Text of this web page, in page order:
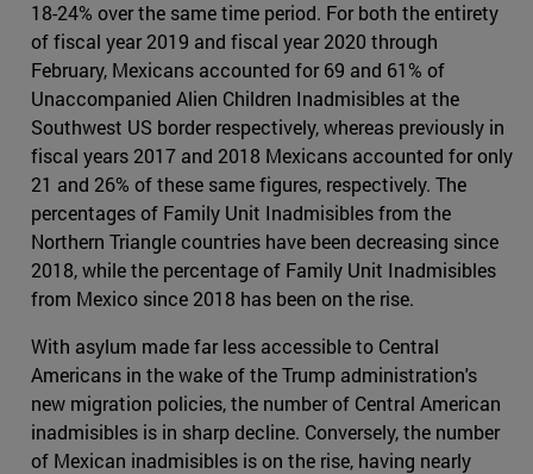
18-24% over the same time period. For both the entirety
of fiscal year 2019 and fiscal year 2020 through
February, Mexicans accounted for 69 and 61% of
Unaccompanied Alien Children Inadmisibles at the
Southwest US border respectively, whereas previously in
fiscal years 2017 and 2018 Mexicans accounted for only
21 and 26% of these same figures, respectively. The
percentages of Family Unit Inadmisibles from the
Northern Triangle countries have been decreasing since
2018, while the percentage of Family Unit Inadmisibles
from Mexico since 2018 has been on the rise.
With asylum made far less accessible to Central
Americans in the wake of the Trump administration's
new migration policies, the number of Central American
inadmisibles is in sharp decline. Conversely, the number
of Mexican inadmisibles is on the rise, having nearly